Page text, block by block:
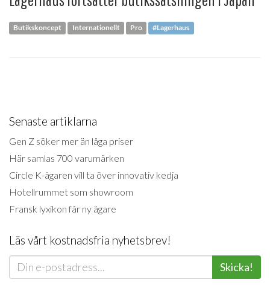
Butikskoncept Internationellt Pro #Lagerhaus
Senaste artiklarna
Gen Z söker mer än låga priser
Här samlas 700 varumärken
Circle K-ägaren vill ta över innovativ kedja
Hotellrummet som showroom
Fransk lyxikon får ny ägare
Läs vårt kostnadsfria nyhetsbrev!
Skicka!